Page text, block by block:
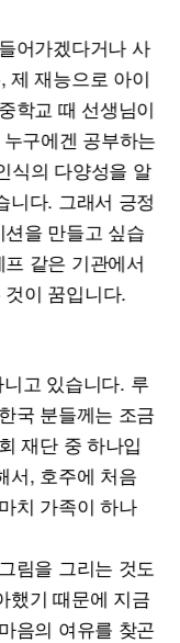
어가겠다거나 사
제 재능으로 아이
학교 때 선생님이
구에겐 공부하는
식의 다양성을 알
니다. 그래서 긍정
을 만들고 싶습
같은 기관에서
이 꿈입니다.
고 있습니다. 루
국 분들께는 조금
재단 중 하나입
서, 호주에 처음
치 가족이 하나
림을 그리는 것도
했기 때문에 지금
음의 여유를 찾곤